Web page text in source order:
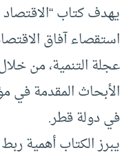
يهدف كتاب “الاقتصاد
استقصاء آفاق
عجلة التنمية، من
الأبحاث المقدمة في
في دولة قطر.
يبرز الكتاب أهمية